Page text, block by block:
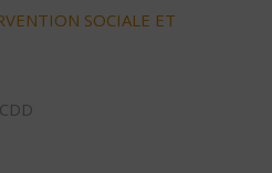
SOCIALE ET